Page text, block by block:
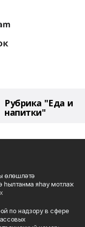
Рубрика "Еда и
напитки"
өлөшләтә
һылтанма яһау мотлаҡ.
по надзору в сфере